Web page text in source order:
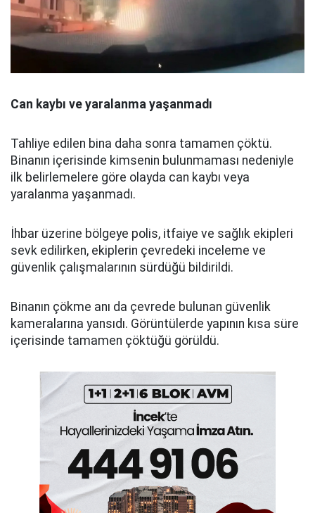
Can kaybı ve yaralanma yaşanmadı
Tahliye edilen bina daha sonra tamamen çöktü.
Binanın içerisinde kimsenin bulunmaması nedeniyle
ilk belirlemelere göre olayda can kaybı veya
yaralanma yaşanmadı.
İhbar üzerine bölgeye polis, itfaiye ve sağlık ekipleri
sevk edilirken, ekiplerin çevredeki inceleme ve
güvenlik çalışmalarının sürdüğü bildirildi.
Binanın çökme anı da çevrede bulunan güvenlik
kameralarına yansıdı. Görüntülerde yapının kısa süre
içerisinde tamamen çöktüğü görüldü.